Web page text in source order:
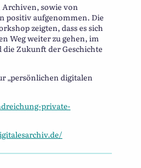
Archiven, sowie von
positiv aufgenommen. Die
zeigten, dass es sich
Weg weiter zu gehen, im
die Zukunft der Geschichte
„persönlichen digitalen
private-